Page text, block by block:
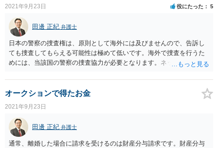
2021年9月23日 役にたった 5
田邊 正紀 弁護士
日本の警察の捜査権は、原則として海外には及びませんので、告訴し
ても捜査してもらえる可能性は極めて低いです。海外で捜査を行うた
めには、当該国の警察の捜査協力が必要となります。ネットの書き込
は、日本人でも外国人でも変わりありません。
オークションで得たお金
2021年9月23日
田邊 正紀 弁護士
通常、離婚した場合に請求を受けるのは財産分与請求です。財産分与